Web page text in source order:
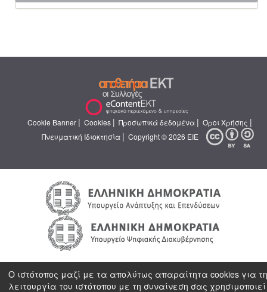
Cookie Banner | Cookies | Προσωπικά δεδομένα | Όροι Χρήσης |
Πνευματική Ιδιοκτησία | Copyright © 2026 ΕΙΕ
Ο ιστότοπος μαζί με τα απολύτως απαραίτητα cookies για
λειτουργία του ιστότοπου με τη συναίνεση σας χρησιμοποιεί